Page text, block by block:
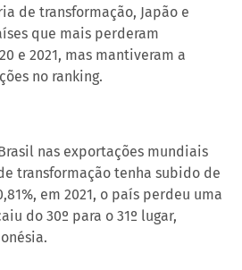
de transformação, Japão e
que mais perderam
e 2021, mas mantiveram a
no ranking.
nas exportações mundiais
transformação tenha subido de
em 2021, o país perdeu uma
do 30º para o 31º lugar,